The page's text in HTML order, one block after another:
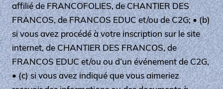
affilié de FRANCOFOLIES, de CHANTIER DES
FRANCOS, de FRANCOS EDUC et/ou de C2G; • (b)
si vous avez procédé à votre inscription sur le site
internet, de CHANTIER DES FRANCOS, de
FRANCOS EDUC et/ou ou d’un événement de C2G,
• (c) si vous avez indiqué que vous aimeriez